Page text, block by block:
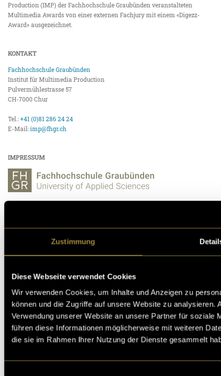
Zustimmung
Diese Webseite verwendet Cookies
Wir verwenden Cookies, um Inhalte und Anzeigen zu
können und die Zugriffe auf unsere Website zu analysieren.
Verwendung unserer Website an unsere Partner für soziale
führen diese Informationen möglicherweise mit weiteren
die sie im Rahmen Ihrer Nutzung der Dienste gesammelt
Production (IMP) der Fachhochschule Graubünden veranstalteten
Multimedia Awards von einer externen Fachjury mit einem «Digezz-
Award» ausgezeichnet.
KONTAKT
Fachhochschule Graubünden
Institut für Multimedia Production
Pulvermühlestrasse 57
CH-7000 Chur
Tel.:+41 (0)81 286 24 24
E-Mail:imp@fhgr.ch
IMPRESSUM
Pulvermühlestrasse 57
Hochschule der Künste Bern
Fellerstrasse 11
CH-3027 Bern